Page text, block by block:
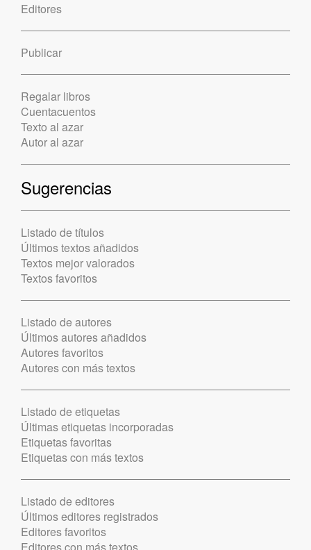
Editores
Publicar
Regalar libros
Cuentacuentos
Texto al azar
Autor al azar
Sugerencias
Listado de títulos
Últimos textos añadidos
Textos mejor valorados
Textos favoritos
Listado de autores
Últimos autores añadidos
Autores favoritos
Autores con más textos
Listado de etiquetas
Últimas etiquetas incorporadas
Etiquetas favoritas
Etiquetas con más textos
Listado de editores
Últimos editores registrados
Editores favoritos